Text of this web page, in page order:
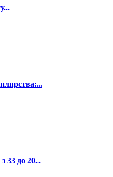
33 до 20...